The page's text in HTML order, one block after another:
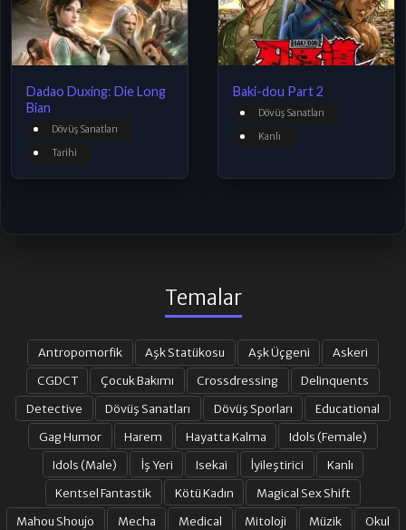
Dadao Duxing: Die Long
Bian
Dövüş Sanatları
Tarihi
Baki-dou Part 2
Dövüş Sanatları
Kanlı
Temalar
Antropomorfik Aşk Statükosu Aşk Üçgeni
Askeri
CGDCT
Çocuk Bakımı Crossdressing
Delinquents
Detective
Dövüş Sanatları Dövüş Sporları
Educational
Gag Humor
Harem Hayatta Kalma
Idols (Female)
Idols (Male)
İş Yeri Isekai İyileştirici
Kanlı
Kentsel Fantastik
Kötü Kadın
Magical Sex Shift
Mahou Shoujo
Mecha Medical Mitoloji Müzik
Okul